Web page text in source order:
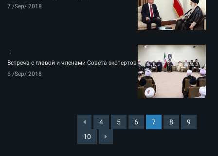
7 /Sep/ 2018
Встреча с главой и членами Совета экспертов
6 /Sep/ 2018
4 5 6 7 8
9
10